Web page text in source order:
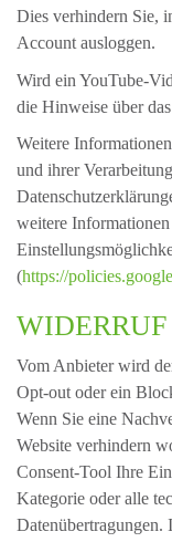
Dies verhindern Sie,
Account ausloggen.
Wird ein YouTube-
die Hinweise über
Weitere
und ihrer
weitere
(https://
Vom Anbieter wird
Opt-out oder ein
Wenn Sie eine
Website verhindern
Consent-Tool Ihre
Kategorie oder alle
Datenübertragungen.